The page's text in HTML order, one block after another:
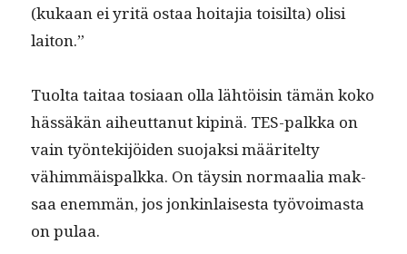
(kukaan ei yritä ostaa hoita­jia toisil­ta) olisi
laiton.”
Tuol­ta taitaa tosi­aan olla lähtöisin tämän koko
hässäkän aiheut­tanut kip­inä. TES-palk­ka on
vain työn­tek­i­jöi­den suo­jak­si määritel­ty
vähim­mäis­palk­ka. On täysin nor­maalia mak­
saa enem­män, jos jonkin­lais­es­ta työvoimas­ta
on pulaa.